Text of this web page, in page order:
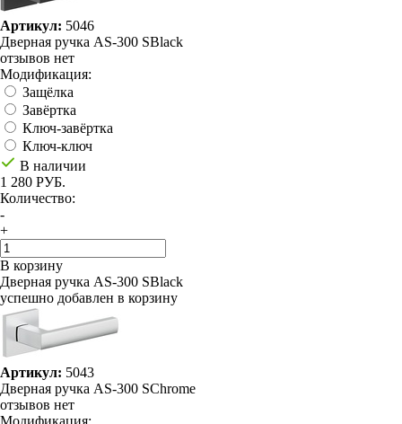
Артикул: 5046
Дверная ручка AS-300 SBlack
отзывов нет
Модификация:
Защёлка
Завёртка
Ключ-завёртка
Ключ-ключ
В наличии
1 280 РУБ.
Количество:
-
+
В корзину
Дверная ручка AS-300 SBlack
успешно добавлен в корзину
Артикул: 5043
Дверная ручка AS-300 SChrome
отзывов нет